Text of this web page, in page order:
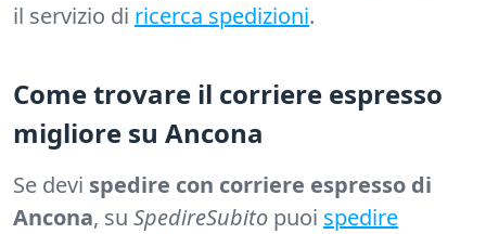
il servizio di ricerca spedizioni.
Come trovare il corriere espresso
migliore su Ancona
Se devi spedire con corriere espresso di
Ancona, su SpedireSubito puoi spedire